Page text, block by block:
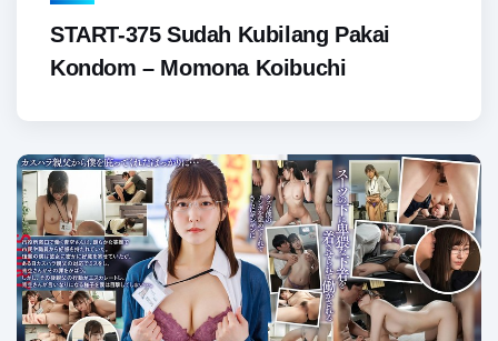
START-375 Sudah Kubilang Pakai
Kondom – Momona Koibuchi